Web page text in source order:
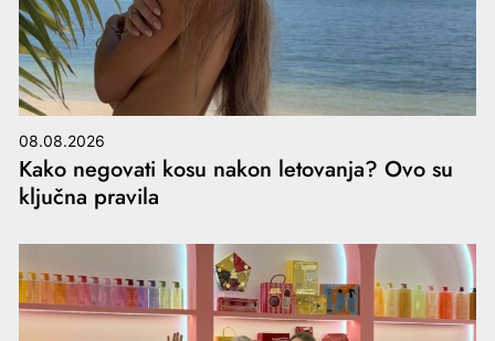
08.08.2026
Kako negovati kosu nakon letovanja? Ovo su
ključna pravila